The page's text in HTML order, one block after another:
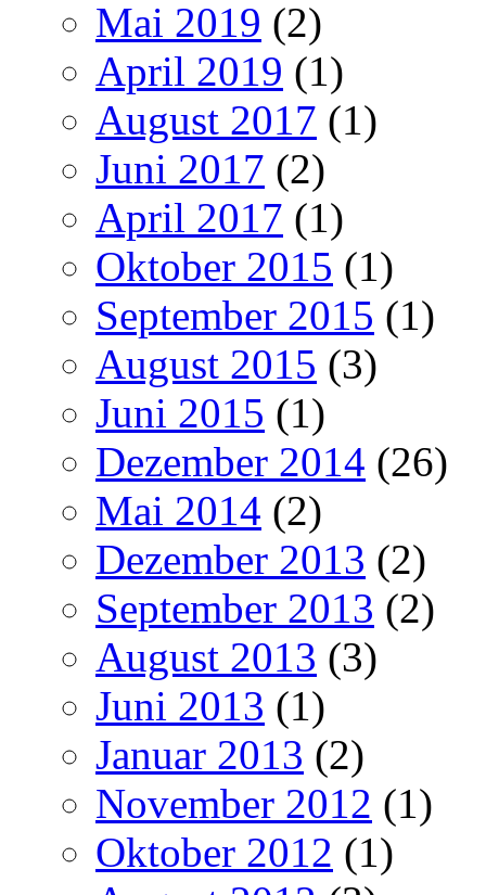
Mai 2019 (2)
April 2019 (1)
August 2017 (1)
Juni 2017 (2)
April 2017 (1)
Oktober 2015 (1)
September 2015 (1)
August 2015 (3)
Juni 2015 (1)
Dezember 2014 (26)
Mai 2014 (2)
Dezember 2013 (2)
September 2013 (2)
August 2013 (3)
Juni 2013 (1)
Januar 2013 (2)
November 2012 (1)
Oktober 2012 (1)